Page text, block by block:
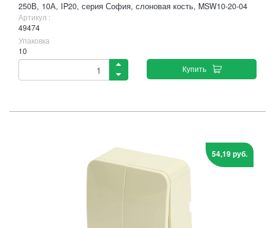
250В, 10А, IP20, серия София, слоновая кость, MSW10-20-04
Артикул :
49474
Упаковка
10
Купить
54,19 руб.